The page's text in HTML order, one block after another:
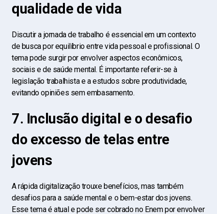
qualidade de vida
Discutir a jornada de trabalho é essencial em um contexto
de busca por equilíbrio entre vida pessoal e profissional. O
tema pode surgir por envolver aspectos econômicos,
sociais e de saúde mental. É importante referir-se à
legislação trabalhista e a estudos sobre produtividade,
evitando opiniões sem embasamento.
7. Inclusão digital e o desafio
do excesso de telas entre
jovens
A rápida digitalização trouxe benefícios, mas também
desafios para a saúde mental e o bem-estar dos jovens.
Esse tema é atual e pode ser cobrado no Enem por envolver